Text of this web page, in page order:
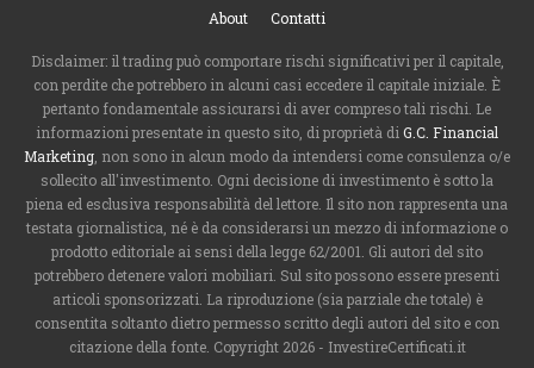
About Contatti
Disclaimer: il trading può comportare rischi significativi per il capitale,
con perdite che potrebbero in alcuni casi eccedere il capitale iniziale. È
pertanto fondamentale assicurarsi di aver compreso tali rischi. Le
informazioni presentate in questo sito, di proprietà di G.C. Financial
Marketing , non sono in alcun modo da intendersi come consulenza o/e
sollecito all'investimento. Ogni decisione di investimento è sotto la
piena ed esclusiva responsabilità del lettore. Il sito non rappresenta una
testata giornalistica, né è da considerarsi un mezzo di informazione o
prodotto editoriale ai sensi della legge 62/2001. Gli autori del sito
potrebbero detenere valori mobiliari. Sul sito possono essere presenti
articoli sponsorizzati. La riproduzione (sia parziale che totale) è
consentita soltanto dietro permesso scritto degli autori del sito e con
citazione della fonte. Copyright 2026 - InvestireCertificati.it